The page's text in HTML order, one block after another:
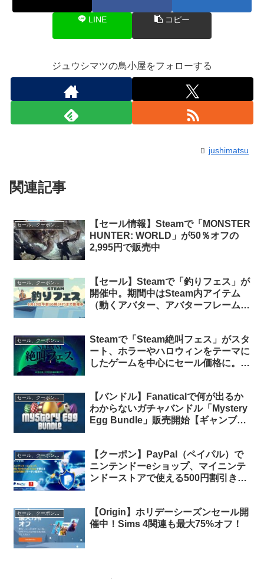
LINE コピー
ジュウシマツの鳥小屋をフォローする
jushimatsu
関連記事
セール、クーポン、ポイント
【セール情報】Steamで「MONSTER
HUNTER: WORLD」が50％オフの
2,995円で販売中
セール、クーポン、ポイント
【セール】Steamで「釣りフェス」が
開催中。期間中はSteam内アイテム
（動くアバター、アバターフレーム、
セール、クーポン、ポイント
Steamで「Steam絶叫フェス」がスタ
ート、ホラーやハロウィンをテーマに
したゲームを中心にセール価格に。多
セール、クーポン、ポイント
【バンドル】Fanaticalで何が出るか
わからないガチャバンドル「Mystery
Egg Bundle」販売開始【ギャンブ
セール、クーポン、ポイント
【クーポン】PayPal（ペイパル）で
ニンテンドーeショップ、マイニンテ
ンドーストアで使える500円割引きク
セール、クーポン、ポイント
【Origin】ホリデーシーズンセール開
催中！Sims 4関連も最大75%オフ！